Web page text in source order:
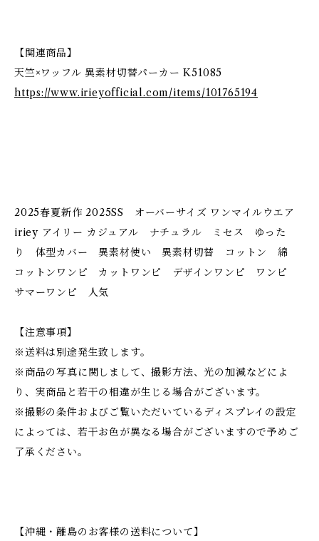
【関連商品】
天竺×ワッフル 異素材切替パーカー K51085
https://www.irieyofficial.com/items/101765194
2025春夏新作 2025SS オーバーサイズ ワンマイルウエア
iriey アイリー カジュアル ナチュラル ミセス ゆった
り 体型カバー 異素材使い 異素材切替 コットン 綿
コットンワンピ カットワンピ デザインワンピ ワンピ
サマーワンピ 人気
【注意事項】
※送料は別途発生致します。
※商品の写真に関しまして、撮影方法、光の加減などによ
り、実商品と若干の相違が生じる場合がございます。
※撮影の条件およびご覧いただいているディスプレイの設定
によっては、若干お色が異なる場合がございますので予めご
了承ください。
【沖縄・離島のお客様の送料について】